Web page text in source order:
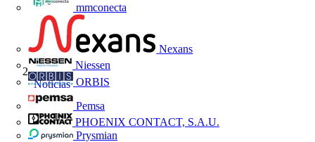
mmconecta
Nexans
Niessen
ORBIS
Pemsa
PHOENIX CONTACT, S.A.U.
Prysmian
Noticias